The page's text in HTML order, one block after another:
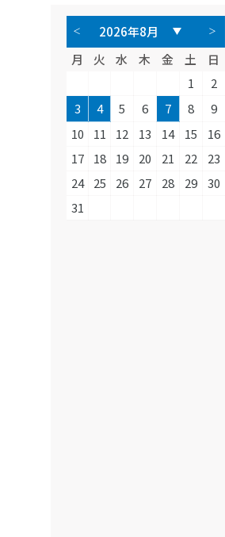
月 火 水 木 金 土
日
1
2
3
4 5 6 7 8
9
10
11 12 13 14 15
16
17
18 19 20 21 22
23
24
25 26 27 28 29
30
31